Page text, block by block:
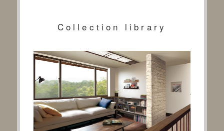
Collection library